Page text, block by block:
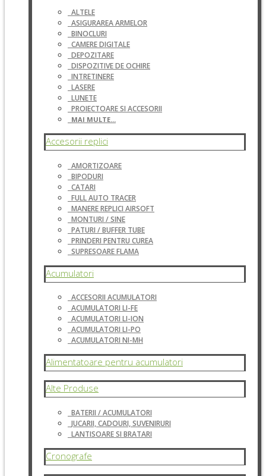
ALTELE
ASIGURAREA ARMELOR
BINOCLURI
CAMERE DIGITALE
DEPOZITARE
DISPOZITIVE DE OCHIRE
INTRETINERE
LASERE
LUNETE
PROIECTOARE SI ACCESORII
MAI MULTE...
Accesorii replici
AMORTIZOARE
BIPODURI
CATARI
FULL AUTO TRACER
MANERE REPLICI AIRSOFT
MONTURI / SINE
PATURI / BUFFER TUBE
PRINDERI PENTRU CUREA
SUPRESOARE FLAMA
Acumulatori
ACCESORII ACUMULATORI
ACUMULATORI LI-FE
ACUMULATORI LI-ION
ACUMULATORI LI-PO
ACUMULATORI NI-MH
Alimentatoare pentru acumulatori
Alte Produse
BATERII / ACUMULATORI
JUCARII, CADOURI, SUVENIRURI
LANTISOARE SI BRATARI
Cronografe